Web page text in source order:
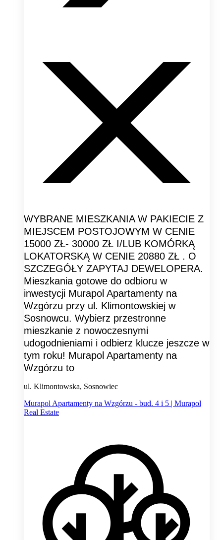
WYBRANE MIESZKANIA W PAKIECIE Z
MIEJSCEM POSTOJOWYM W CENIE
15000 ZŁ- 30000 ZŁ I/LUB KOMÓRKĄ
LOKATORSKĄ W CENIE 20880 ZŁ . O
SZCZEGÓŁY ZAPYTAJ DEWELOPERA.
Mieszkania gotowe do odbioru w
inwestycji Murapol Apartamenty na
Wzgórzu przy ul. Klimontowskiej w
Sosnowcu. Wybierz przestronne
mieszkanie z nowoczesnymi
udogodnieniami i odbierz klucze jeszcze w
tym roku! Murapol Apartamenty na
Wzgórzu to
ul. Klimontowska, Sosnowiec
Murapol Apartamenty na Wzgórzu - bud. 4 i 5 | Murapol
Real Estate